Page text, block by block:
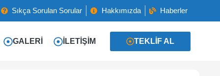
Sıkça Sorulan Sorular Hakkımızda Haberler
GALERI İLETIŞIM TEKLIF AL